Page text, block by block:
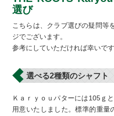
選び
こちらは、クラブ選びの疑問等
ジでございます。
参考にしていただければ幸いです
選べる2種類のシャフト
Ｋａｒｙｏｕパターには105ｇ
用意いたしました。標準的重量